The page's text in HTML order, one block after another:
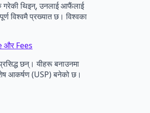
गरेकी थिइन्, उनलाई आफैंलाई
विश्वमै प्रख्यात छ। विश्वका
और Fees
छन्। यीहरू बनाउनमा
आकर्षण (USP) बनेको छ।